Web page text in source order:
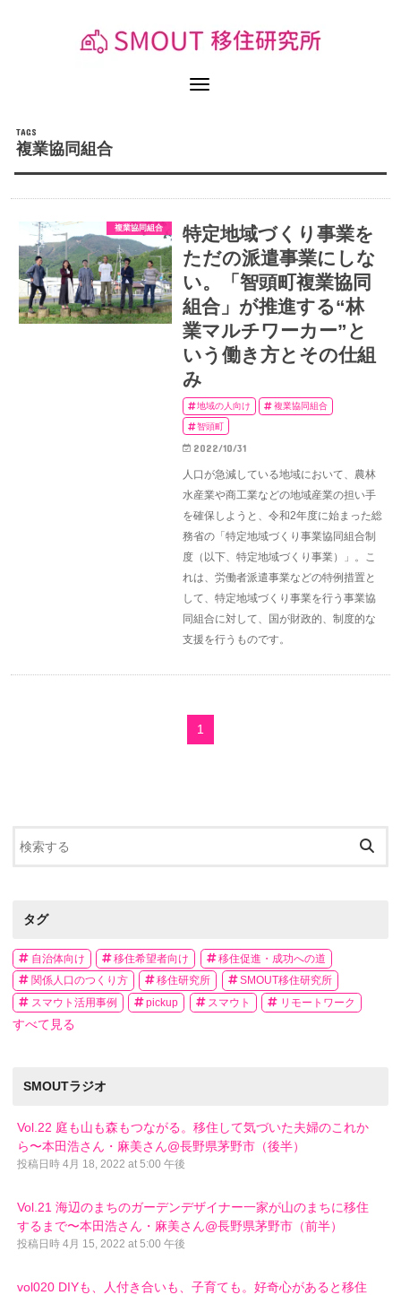
複業協同組合
複業協同組合
特定地域づくり事業を
ただの派遣事業にしな
い。「智頭町複業協同
組合」が推進する“林
業マルチワーカー”と
いう働き方とその仕組
み
地域の人向け 複業協同組合
智頭町
2022/10/31
人口が急減している地域において、農林
水産業や商工業などの地域産業の担い手
を確保しようと、令和2年度に始まった総
務省の「特定地域づくり事業協同組合制
度（以下、特定地域づくり事業）」。こ
れは、労働者派遣事業などの特例措置と
して、特定地域づくり事業を行う事業協
同組合に対して、国が財政的、制度的な
支援を行うものです。
1
タグ
自治体向け 移住希望者向け
移住促進・成功への道
関係人口のつくり方
移住研究所
SMOUT移住研究所
スマウト活用事例
pickup スマウト リモートワーク
すべて見る
SMOUTラジオ
Vol.22 庭も山も森もつながる。移住して気づいた夫婦のこれか
ら〜本田浩さん・麻美さん@長野県茅野市（後半）
投稿日時 4月 18, 2022 at 5:00 午後
Vol.21 海辺のまちのガーデンデザイナー一家が山のまちに移住
するまで〜本田浩さん・麻美さん@長野県茅野市（前半）
投稿日時 4月 15, 2022 at 5:00 午後
vol020 DIYも、人付き合いも、子育ても。好奇心があると移住